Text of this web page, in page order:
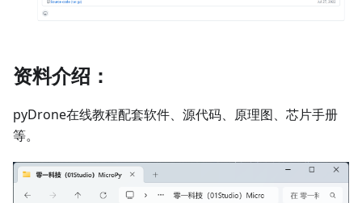
资料介绍：
pyDrone在线教程配套软件、源代码、原理图、芯片手册
等。